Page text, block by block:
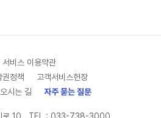
서비스 이용약관
권정책
고객서비스헌장
시는 길 자주 묻는 질문